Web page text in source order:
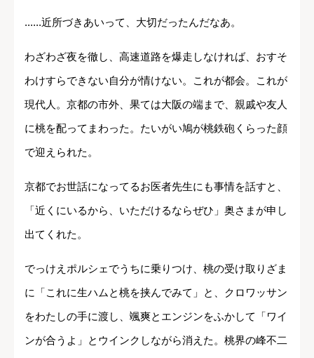
......近所づきあいって、大切だったんだなあ。
わざわざ夜を徹し、高速道路を爆走しなければ、おすそ
わけすらできない自分が情けない。これが都会。これが
現代人。京都の市外、果ては大阪の端まで、親戚や友人
に桃を配ってまわった。たいがい鳩が桃鉄砲くらった顔
で迎えられた。
京都でお世話になってるお医者先生にも事情を話すと、
「近くにいるから、いただけるならぜひ」奥さまが申し
出てくれた。
でっけえポルシェでうちに乗りつけ、桃の受け取りざま
に「これに生ハムと桃を挟んでみて」と、クロワッサン
をわたしの手に渡し、颯爽とエンジンをふかして「ワイ
ンが合うよ」とウインクしながら消えた。桃界の峰不二